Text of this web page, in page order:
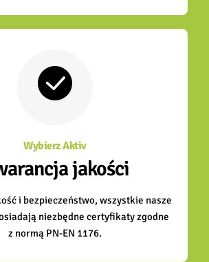
Wybierz Aktiv
jakości
i bezpieczeństwo, wszystkie nasze
niezbędne certyfikaty zgodne
z normą PN-EN 1176.